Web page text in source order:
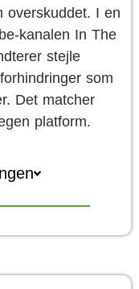
overskuddet. I en
kanalen In The
stejle
som
Det matcher
platform.